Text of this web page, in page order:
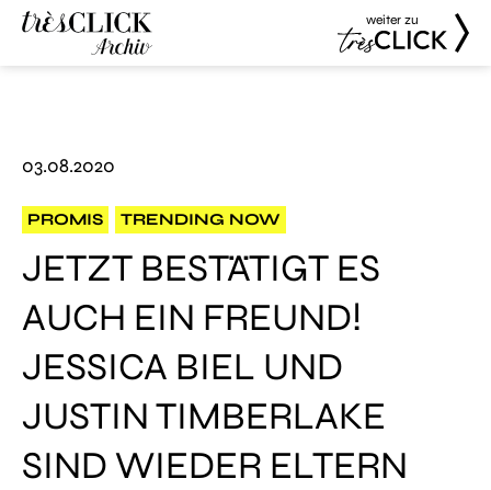
weiter zu
03.08.2020
PROMIS TRENDING NOW
JETZT BESTÄTIGT ES
AUCH EIN FREUND!
JESSICA BIEL UND
JUSTIN TIMBERLAKE
SIND WIEDER ELTERN